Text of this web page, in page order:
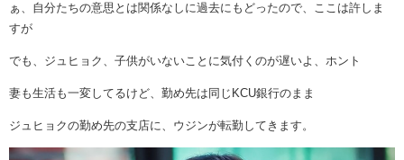
ぁ、自分たちの意思とは関係なしに過去にもどったので、ここは許しま
すが
でも、ジュヒョク、子供がいないことに気付くのが遅いよ、ホント
妻も生活も一変してるけど、勤め先は同じKCU銀行のまま
ジュヒョクの勤め先の支店に、ウジンが転勤してきます。